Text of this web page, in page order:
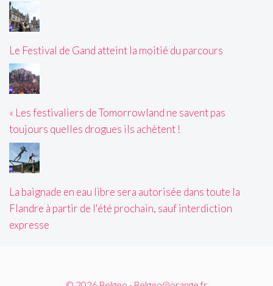
Le Festival de Gand atteint la moitié du parcours
« Les festivaliers de Tomorrowland ne savent pas
toujours quelles drogues ils achètent !
La baignade en eau libre sera autorisée dans toute la
Flandre à partir de l'été prochain, sauf interdiction
expresse